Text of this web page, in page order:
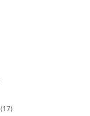
(17)